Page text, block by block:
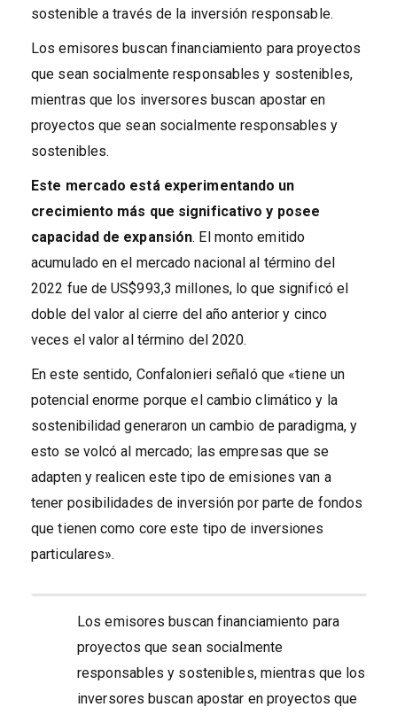
sostenible a través de la inversión responsable.
Los emisores buscan financiamiento para proyectos
que sean socialmente responsables y sostenibles,
mientras que los inversores buscan apostar en
proyectos que sean socialmente responsables y
sostenibles.
Este mercado está experimentando un
crecimiento más que significativo y posee
capacidad de expansión. El monto emitido
acumulado en el mercado nacional al término del
2022 fue de US$993,3 millones, lo que significó el
doble del valor al cierre del año anterior y cinco
veces el valor al término del 2020.
En este sentido, Confalonieri señaló que «tiene un
potencial enorme porque el cambio climático y la
sostenibilidad generaron un cambio de paradigma, y
esto se volcó al mercado; las empresas que se
adapten y realicen este tipo de emisiones van a
tener posibilidades de inversión por parte de fondos
que tienen como core este tipo de inversiones
particulares».
Los emisores buscan financiamiento para
proyectos que sean socialmente
responsables y sostenibles, mientras que los
inversores buscan apostar en proyectos que